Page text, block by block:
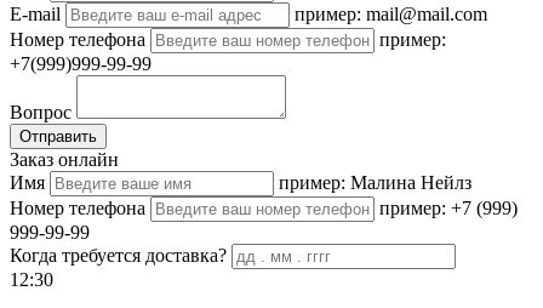
E-mail
пример: mail@mail.com
Номер телефона
пример:
+7(999)999-99-99
Вопрос
Отправить
Заказ онлайн
Имя
пример: Малина Нейлз
Номер телефона
пример: +7 (999)
999-99-99
Когда требуется доставка?
12:30